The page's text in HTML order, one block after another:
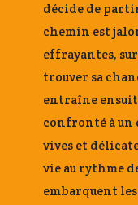
décide de
chemin est
effrayantes,
trouver sa
entraîne
confronté à un
vives et
vie au rythme
embarquent